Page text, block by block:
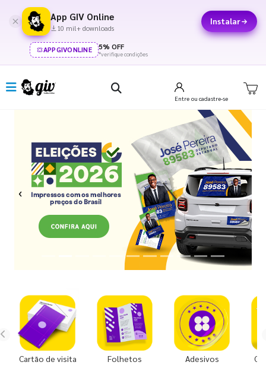
App GIV Online
10 mil+ downloads
Instalar
APPGIVONLINE 5% OFF
*verifique condições
Entre ou cadastre-se
Previous Next
Cartão de visita Folhetos Adesivos